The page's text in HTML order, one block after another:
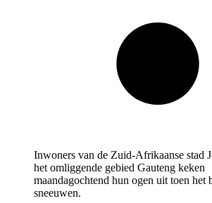
Inwoners van de Zuid-Afrikaanse stad
het omliggende gebied Gauteng keken
maandagochtend hun ogen uit toen het
sneeuwen.